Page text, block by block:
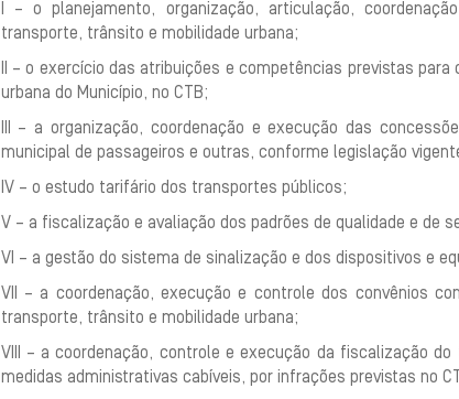
I – o planejamento, organização, articulação,
transporte, trânsito e mobilidade urbana;
II – o exercício das atribuições e competências previstas
urbana do Município, no CTB;
III – a organização, coordenação e execução das
municipal de passageiros e outras, conforme legislação
IV – o estudo tarifário dos transportes públicos;
V – a fiscalização e avaliação dos padrões de qualidade e de
VI – a gestão do sistema de sinalização e dos dispositivos e
VII – a coordenação, execução e controle dos convênios
transporte, trânsito e mobilidade urbana;
VIII – a coordenação, controle e execução da fiscalização
medidas administrativas cabíveis, por infrações previstas no